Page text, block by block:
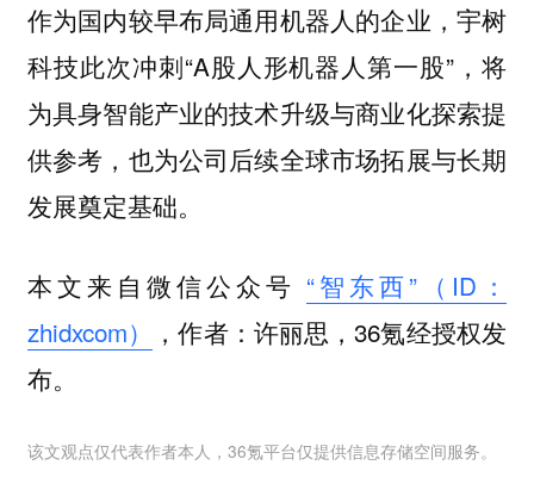
作为国内较早布局通用机器人的企业，宇树
科技此次冲刺“A股人形机器人第一股”，将
为具身智能产业的技术升级与商业化探索提
供参考，也为公司后续全球市场拓展与长期
发展奠定基础。
本文来自微信公众号 “智东西”（ID：
zhidxcom）
，作者：许丽思，36氪经授权发
布。
该文观点仅代表作者本人，36氪平台仅提供信息存储空间服务。